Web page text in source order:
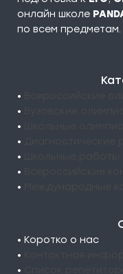
онлайн школе
по всем предметам.
•
•
•
•
•
•
•
• Коротко о нас
•
•